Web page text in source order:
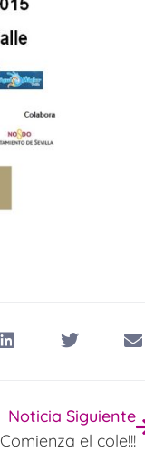
Noticia Siguiente
Comienza el cole!!!